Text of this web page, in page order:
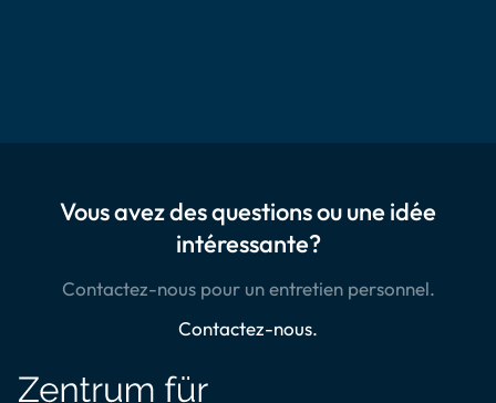
Vous avez des questions ou une idée
intéressante?
Contactez-nous pour un entretien personnel.
Contactez-nous.